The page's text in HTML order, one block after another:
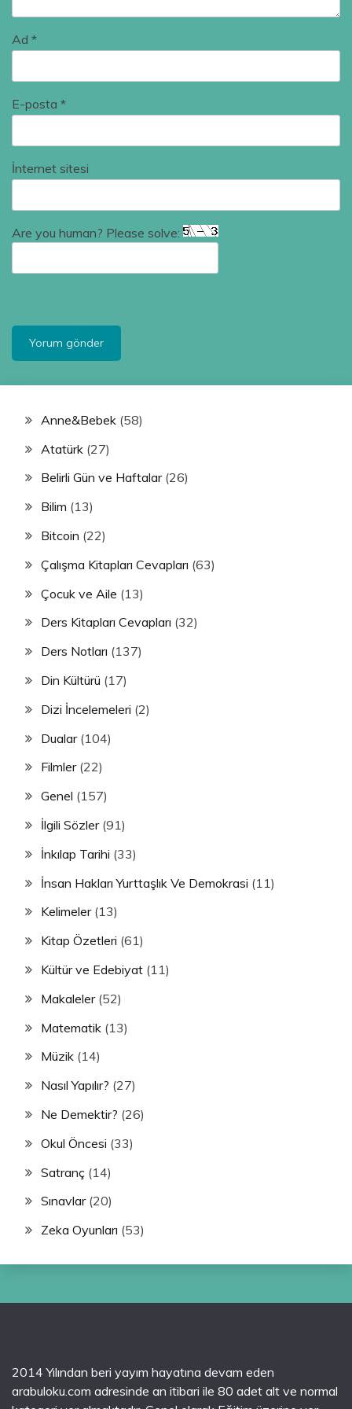
Ad *
E-posta *
İnternet sitesi
Are you human? Please solve:
Anne&Bebek (58)
Atatürk (27)
Belirli Gün ve Haftalar(26)
Bilim (13)
Bitcoin (22)
Çalışma Kitapları Cevapları (63)
Çocuk ve Aile (13)
Ders Kitapları Cevapları (32)
Ders Notları (137)
Din Kültürü (17)
Dizi İncelemeleri (2)
Dualar(104)
Filmler(22)
Genel (157)
İlgili Sözler(91)
İnkılap Tarihi (33)
İnsan Hakları Yurttaşlık Ve Demokrasi (11)
Kelimeler(13)
Kitap Özetleri (61)
Kültür ve Edebiyat (11)
Makaleler(52)
Matematik (13)
Müzik (14)
Nasıl Yapılır? (27)
Ne Demektir? (26)
Okul Öncesi (33)
Satranç (14)
Sınavlar(20)
Zeka Oyunları (53)
2014 Yılından beri yayım hayatına devam eden
arabuloku.com adresinde an itibari ile 80 adet alt ve normal